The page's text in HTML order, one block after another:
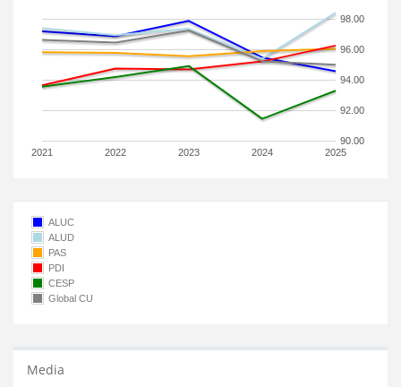
2021 2022 2023 2024 2025
90.00
92.00
94.00
96.00
98.00
ALUC
ALUD
PAS
PDI
CESP
Global CU
Media